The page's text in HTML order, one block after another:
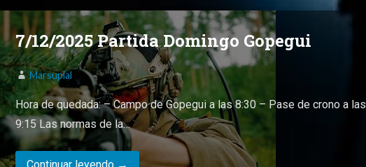
7/12/2025 Partida Domingo Gopegui
Marsupial
Hora de quedada: – Campo de Gopegui a las 8:30 – Pase de crono a las
9:15 Las normas de la…